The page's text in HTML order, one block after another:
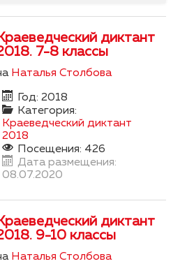
диктант
7-8 классы
Наталья Столбова
Год: 2018
Категория:
Краеведческий диктант
2018
Посещения: 426
Дата размещения:
08.07.2020
диктант
9-10 классы
Наталья Столбова